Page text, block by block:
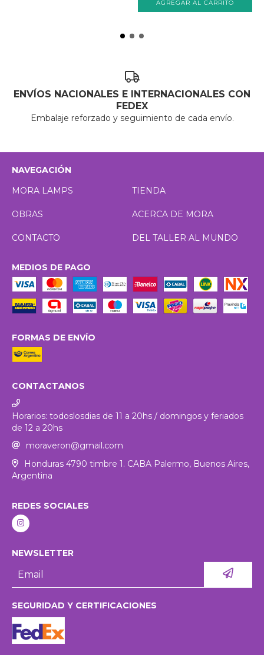
ENVÍOS NACIONALES E INTERNACIONALES CON
FEDEX
Embalaje reforzado y seguimiento de cada envío.
NAVEGACIÓN
MORA LAMPS
TIENDA
OBRAS ACERCA DE MORA
CONTACTO DEL TALLER AL MUNDO
MEDIOS DE PAGO
FORMAS DE ENVÍO
CONTACTANOS
Horarios: todoslosdias de 11 a 20hs / domingos y feriados
de 12 a 20hs
moraveron@gmail.com
Honduras 4790 timbre 1. CABA Palermo, Buenos Aires,
Argentina
REDES SOCIALES
NEWSLETTER
SEGURIDAD Y CERTIFICACIONES